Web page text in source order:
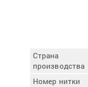
Страна
производства
Номер нитки